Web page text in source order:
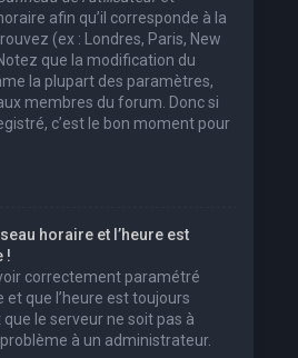
afin qu’il corresponde à la
(ex : Londres, Paris, New
que la modification du
la plupart des paramètres,
membres du forum. Donc si
c’est le bon moment pour
horaire et l’heure est
!
correctement paramétré
que l’heure est toujours
le serveur ne soit pas à
problème à un administrateur.